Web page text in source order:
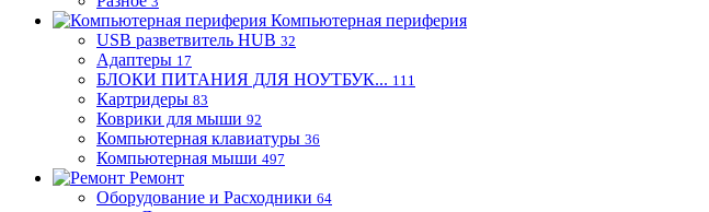
Компьютерная периферия
USB разветвитель HUB 32
Адаптеры 17
БЛОКИ ПИТАНИЯ ДЛЯ НОУТБУК... 111
Картридеры 83
Коврики для мыши 92
Компьютерная клавиатуры 36
Компьютерная мыши 497
Ремонт
Оборудование и Расходники 64